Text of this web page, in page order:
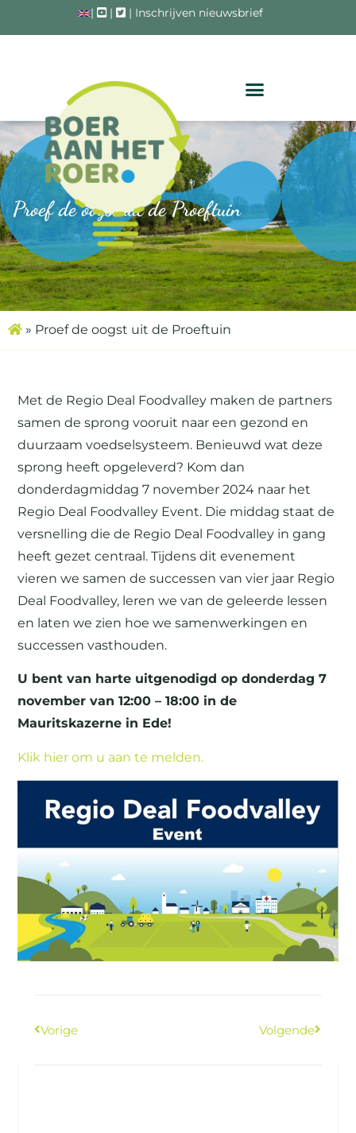
| | | Inschrijven nieuwsbrief
Proef de oogst uit de Proeftuin
» Proef de oogst uit de Proeftuin
Met de Regio Deal Foodvalley maken de partners
samen de sprong vooruit naar een gezond en
duurzaam voedselsysteem. Benieuwd wat deze
sprong heeft opgeleverd? Kom dan
donderdagmiddag 7 november 2024 naar het
Regio Deal Foodvalley Event. Die middag staat de
versnelling die de Regio Deal Foodvalley in gang
heeft gezet centraal. Tijdens dit evenement
vieren we samen de successen van vier jaar Regio
Deal Foodvalley, leren we van de geleerde lessen
en laten we zien hoe we samenwerkingen en
successen vasthouden.
U bent van harte uitgenodigd op donderdag 7
november van 12:00 – 18:00 in de
Mauritskazerne in Ede!
Klik hier om u aan te melden.
Vorige Volgende